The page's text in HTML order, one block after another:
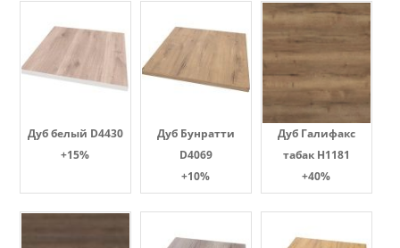
Дуб белый D4430
+15%
Дуб Бунратти
D4069
+10%
Дуб Галифакс
табак Н1181
+40%